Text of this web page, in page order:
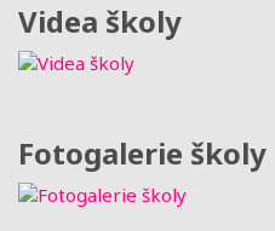
Videa školy
Fotogalerie školy